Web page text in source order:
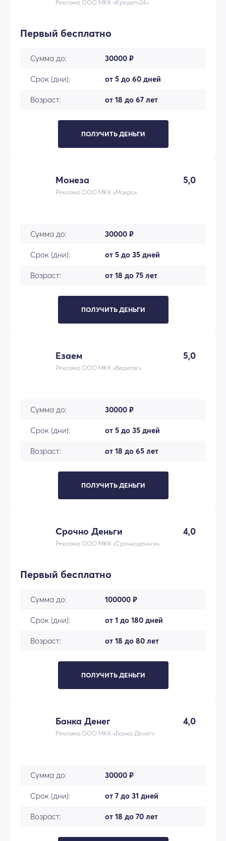
Реклама ООО МКК «Кредито24»
Первый бесплатно
Сумма до: 30000 ₽
Срок (дни): от 5 до 60 дней
Возраст: от 18 до 67 лет
ПОЛУЧИТЬ ДЕНЬГИ
Монеза 5,0
Реклама ООО МКК «Макро»
Сумма до: 30000 ₽
Срок (дни): от 5 до 35 дней
Возраст: от 18 до 75 лет
ПОЛУЧИТЬ ДЕНЬГИ
Езаем 5,0
Реклама ООО МКК «Веритас»
Сумма до: 30000 ₽
Срок (дни): от 5 до 35 дней
Возраст: от 18 до 65 лет
ПОЛУЧИТЬ ДЕНЬГИ
Срочно Деньги 4,0
Реклама ООО МКК «Срочноденьги»
Первый бесплатно
Сумма до: 100000 ₽
Срок (дни): от 1 до 180 дней
Возраст: от 18 до 80 лет
ПОЛУЧИТЬ ДЕНЬГИ
Банка Денег 4,0
Реклама ООО МКК «Банка Денег»
Сумма до: 30000 ₽
Срок (дни): от 7 до 31 дней
Возраст: от 18 до 70 лет